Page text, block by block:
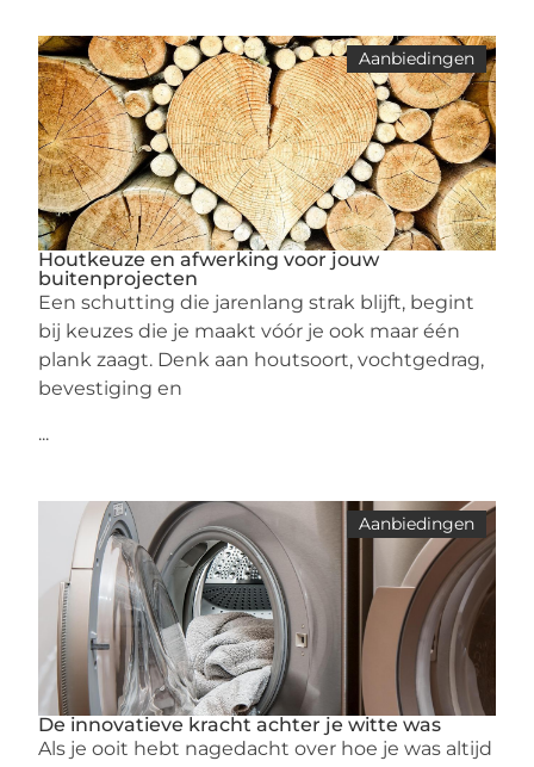
Aanbiedingen
Houtkeuze en afwerking voor jouw
buitenprojecten
Een schutting die jarenlang strak blijft, begint
bij keuzes die je maakt vóór je ook maar één
plank zaagt. Denk aan houtsoort, vochtgedrag,
bevestiging en
...
Aanbiedingen
De innovatieve kracht achter je witte was
Als je ooit hebt nagedacht over hoe je was altijd